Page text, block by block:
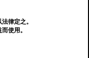
律定之。
使用。